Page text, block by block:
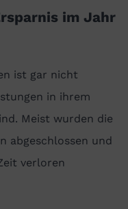
im Jahr
ist gar nicht
in ihrem
Meist wurden die
abgeschlossen und
verloren